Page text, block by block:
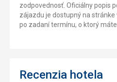
zodpovednosť. Oficiálny popis
zájazdu je dostupný na
po zadaní termínu, o ktorý
Recenzia hotela